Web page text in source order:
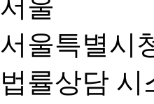
서울특별시
법률상담 시